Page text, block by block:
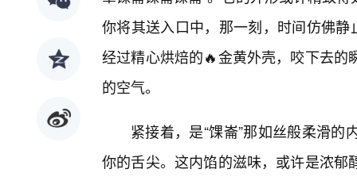
你将其送入口中，那一刻，时间仿佛
经过精心烘焙的🔥金黄外壳，咬下去
的空气。
紧接着，是“馃崙”那如丝般柔滑
你的舌尖。这内馅的滋味，或许是浓